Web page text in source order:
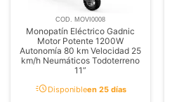
COD. MOVI0008
Monopatín Eléctrico Gadnic
Motor Potente 1200W
Autonomía 80 km Velocidad 25
km/h Neumáticos Todoterreno
11”
acuteDisponibleen 25 días